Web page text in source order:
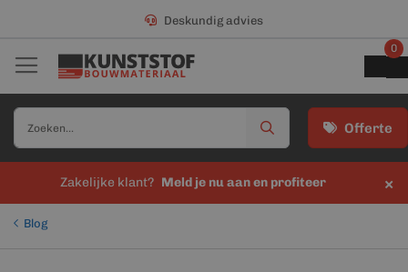
Deskundig advies
Offerte
0
Zakelijke klant? Meld je nu aan en profiteer ×
Blog